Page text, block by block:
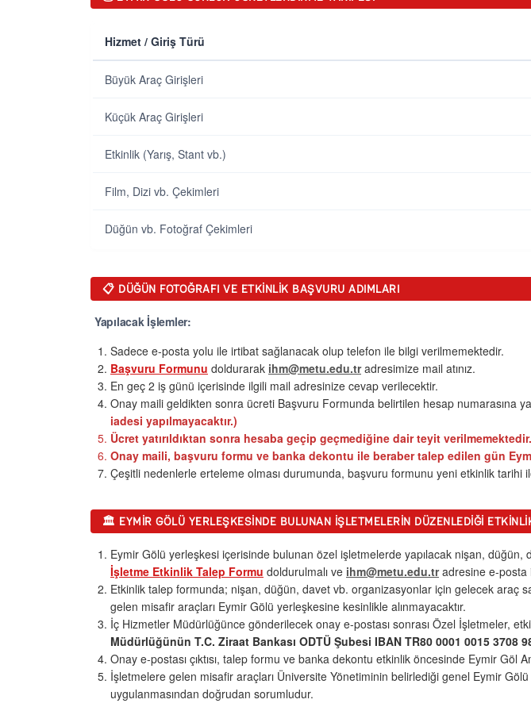
Hizmet / Giriş Türü
Büyük Araç Girişleri
Küçük Araç Girişleri
Etkinlik (Yarış, Stant vb.)
Film, Dizi vb. Çekimleri
Düğün vb. Fotoğraf Çekimleri
📋 DÜĞÜN FOTOĞRAFI VE ETKINLIK BAŞVURU ADIMLARI
Yapılacak İşlemler:
Sadece e-posta yolu ile irtibat sağlanacak olup telefon ile bilgi verilmemektedir.
Başvuru Formunu doldurarak ihm@metu.edu.tradresimize mail atınız.
En geç 2 iş günü içerisinde ilgili mail adresinize cevap verilecektir.
Onay maili geldikten sonra ücreti Başvuru Formunda belirtilen hesap numarasına
iadesi yapılmayacaktır.)
Ücret yatırıldıktan sonra hesaba geçip geçmediğine dair teyit
Onay maili, başvuru formu ve banka dekontu ile beraber talep edilen gün
Çeşitli nedenlerle erteleme olması durumunda, başvuru formunu yeni etkinlik
🏛️ EYMIR GÖLÜ YERLEŞKESINDE BULUNAN İŞLETMELERIN DÜZENLEDIĞI
Eymir Gölü yerleşkesi içerisinde bulunan özel işletmelerde yapılacak nişan,
İşletme Etkinlik Talep Formu doldurulmalı ve ihm@metu.edu.tradresine e-posta
Etkinlik talep formunda; nişan, düğün, davet vb. organizasyonlar için gelecek araç
gelen misafir araçları Eymir Gölü yerleşkesine kesinlikle alınmayacaktır.
İç Hizmetler Müdürlüğünce gönderilecek onay e-postası sonrası Özel İşletmeler,
Müdürlüğünün T.C. Ziraat Bankası ODTÜ Şubesi IBAN TR80 0001 0015 3708
Onay e-postası çıktısı, talep formu ve banka dekontu etkinlik öncesinde Eymir Göl
İşletmelere gelen misafir araçları Üniversite Yönetiminin belirlediği genel Eymir
uygulanmasından doğrudan sorumludur.